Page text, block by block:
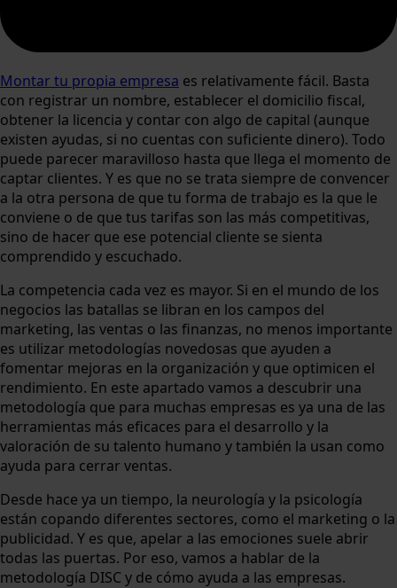
Montar tu propia empresa es relativamente fácil. Basta
con registrar un nombre, establecer el domicilio fiscal,
obtener la licencia y contar con algo de capital (aunque
existen ayudas, si no cuentas con suficiente dinero). Todo
puede parecer maravilloso hasta que llega el momento de
captar clientes. Y es que no se trata siempre de convencer
a la otra persona de que tu forma de trabajo es la que le
conviene o de que tus tarifas son las más competitivas,
sino de hacer que ese potencial cliente se sienta
comprendido y escuchado.
La competencia cada vez es mayor. Si en el mundo de los
negocios las batallas se libran en los campos del
marketing, las ventas o las finanzas, no menos importante
es utilizar metodologías novedosas que ayuden a
fomentar mejoras en la organización y que optimicen el
rendimiento. En este apartado vamos a descubrir una
metodología que para muchas empresas es ya una de las
herramientas más eficaces para el desarrollo y la
valoración de su talento humano y también la usan como
ayuda para cerrar ventas.
Desde hace ya un tiempo, la neurología y la psicología
están copando diferentes sectores, como el marketing o la
publicidad. Y es que, apelar a las emociones suele abrir
todas las puertas. Por eso, vamos a hablar de la
metodología DISC y de cómo ayuda a las empresas.